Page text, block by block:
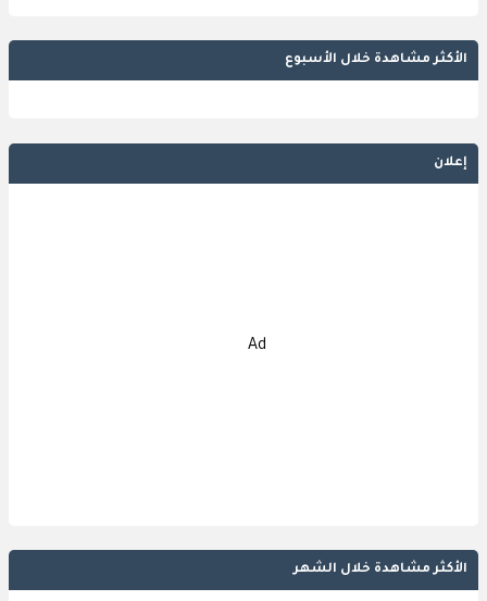
الأكثر مشاهدة خلال الأسبوع
إعلان
Ad
الأكثر مشاهدة خلال الشهر